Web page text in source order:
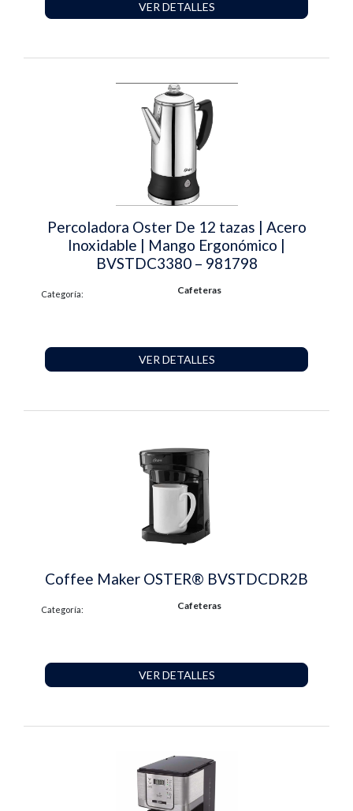
VER DETALLES
Percoladora Oster De 12 tazas | Acero
Inoxidable | Mango Ergonómico |
BVSTDC3380 – 981798
Categoría: Cafeteras
VER DETALLES
Coffee Maker OSTER® BVSTDCDR2B
Categoría: Cafeteras
VER DETALLES